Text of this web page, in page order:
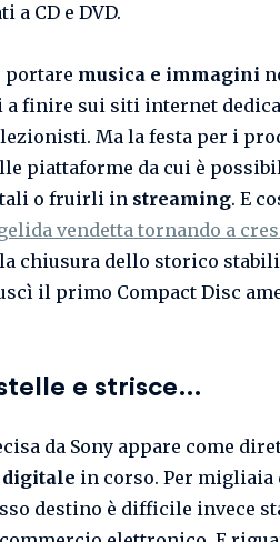
a CD e DVD.
portare musica e immagini
finire sui siti internet
Ma la festa per i
piattaforme da cui è
o fruirli in streaming. E
vendetta tornando a
chiusura dello storico
il primo Compact Disc
e strisce…
da Sony appare come
digitale in corso. Per migliaia
destino è difficile invece